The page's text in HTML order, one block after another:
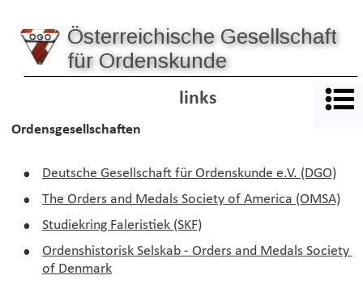
Österreichische Gesellschaft
für Ordenskunde
Ordensgesellschaften
• Deutsche Gesellschaft für Ordenskunde e.V. (DGO)
• The Orders and Medals Society of America (OMSA)
• Studiekring Faleristiek (SKF)
•
Ordenshistorisk Selskab - Orders and Medals Society
of Denmark
links